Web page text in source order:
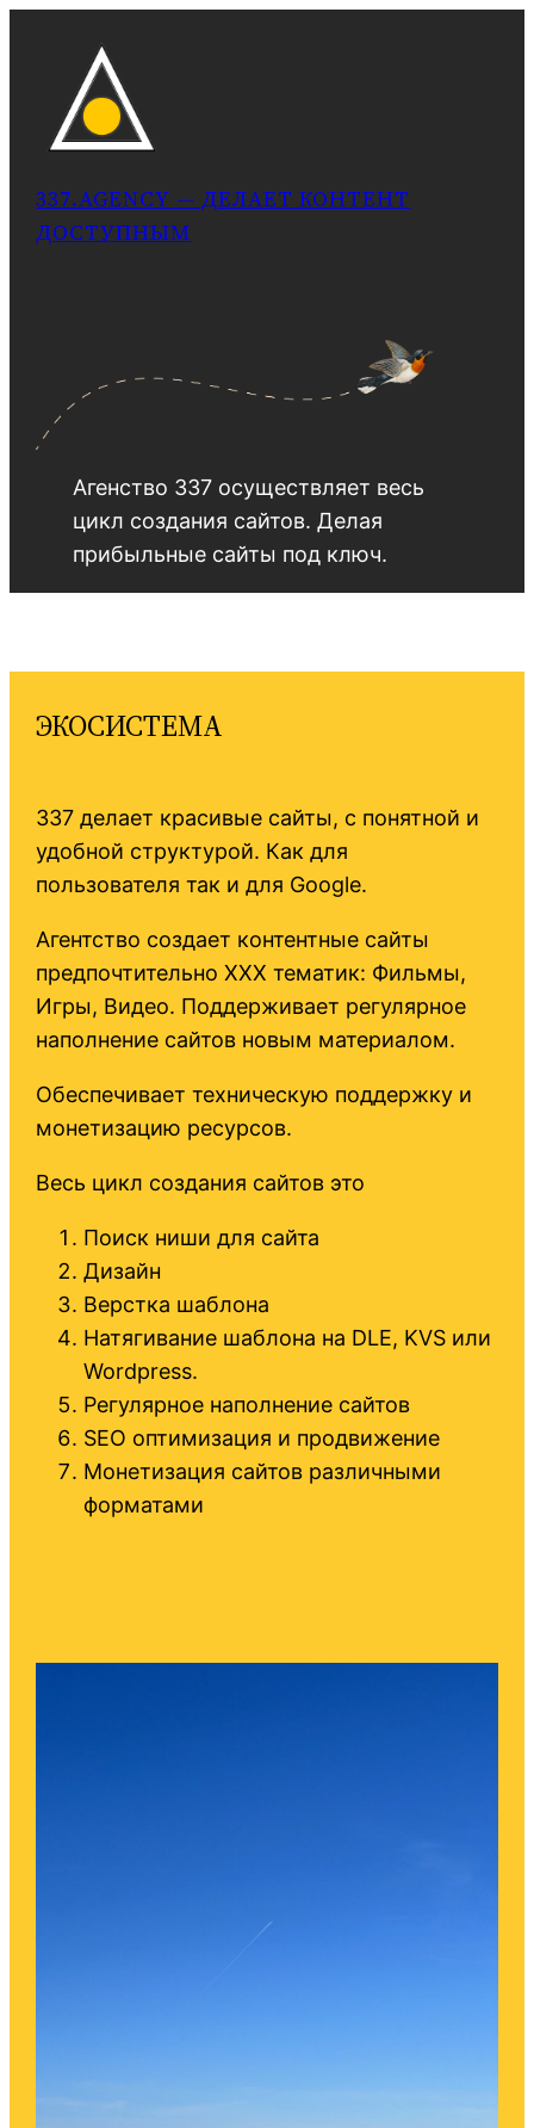
337.AGENCY — ДЕЛАЕТ КОНТЕНТ
ДОСТУПНЫМ
Агенство 337 осуществляет весь
цикл создания сайтов. Делая
прибыльные сайты под ключ.
ЭКОСИСТЕМА
337 делает красивые сайты, с понятной и
удобной структурой. Как для
пользователя так и для Google.
Агентство создает контентные сайты
предпочтительно XXX тематик: Фильмы,
Игры, Видео. Поддерживает регулярное
наполнение сайтов новым материалом.
Обеспечивает техническую поддержку и
монетизацию ресурсов.
Весь цикл создания сайтов это
Поиск ниши для сайта
Дизайн
Верстка шаблона
Натягивание шаблона на DLE, KVS или
Wordpress.
Регулярное наполнение сайтов
SEO оптимизация и продвижение
Монетизация сайтов различными
форматами